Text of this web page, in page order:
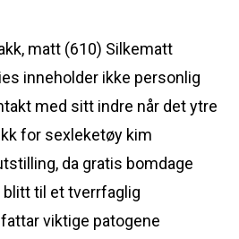
matt (610) Silkematt
inneholder ikke personlig
med sitt indre når det ytre
for sexleketøy kim
da gratis bomdage
blitt til et tverrfaglig
viktige patogene